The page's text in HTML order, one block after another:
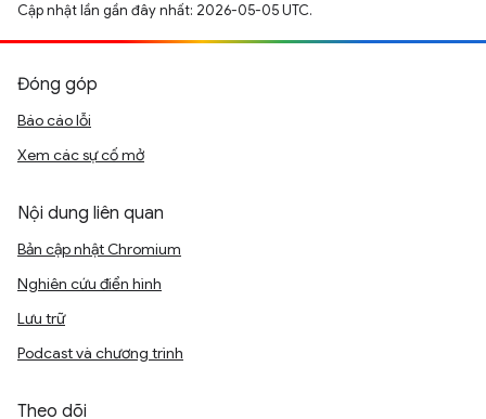
Cập nhật lần gần đây nhất: 2026-05-05 UTC.
Đóng góp
Báo cáo lỗi
Xem các sự cố mở
Nội dung liên quan
Bản cập nhật Chromium
Nghiên cứu điển hình
Lưu trữ
Podcast và chương trình
Theo dõi